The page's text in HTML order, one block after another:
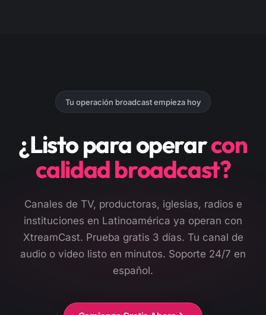
Tu operación broadcast empieza hoy
¿Listo para operarcon
calidad broadcast?
Canales de TV, productoras, iglesias, radios e
instituciones en Latinoamérica ya operan con
XtreamCast. Prueba gratis 3 días. Tu canal de
audio o video listo en minutos. Soporte 24/7 en
español.